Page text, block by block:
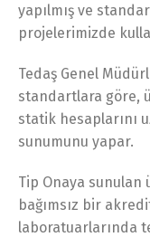
yapılmış ve
projelerimizde
Tedaş Genel
standartlara göre,
statik hesaplarını
sunumunu yapar.
Tip Onaya sunulan
bağımsız bir
laboratuarlarında